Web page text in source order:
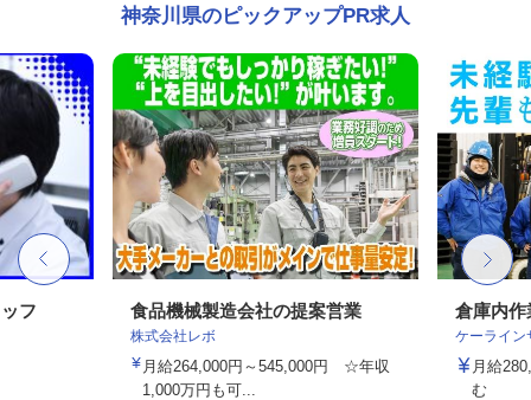
神奈川県のピックアップPR求人
フ 食品機械製造会社の提案営業
株式会社レボ
月給264,000円～545,000円 ☆年収
1,000万円も可...
倉庫内作
ケーライ
月給
む